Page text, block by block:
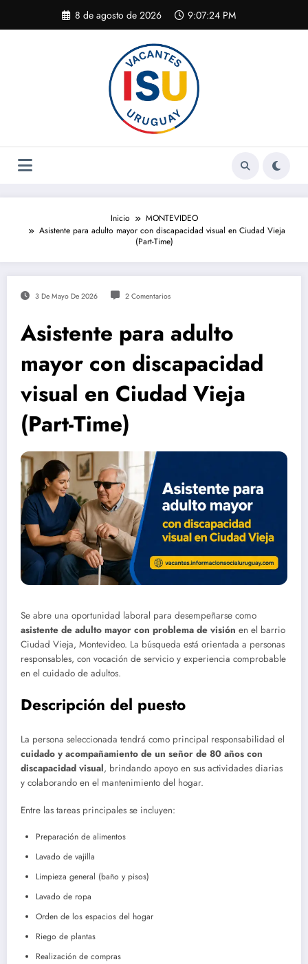
contenido
8 de agosto de 2026 9:07:25 PM
Inicio
MONTEVIDEO
Asistente para adulto mayor con discapacidad visual en Ciudad Vieja
(Part-Time)
3 De Mayo De 2026 2 Comentarios
Asistente para adulto
mayor con discapacidad
visual en Ciudad Vieja
(Part-Time)
Se abre una oportunidad laboral para desempeñarse como
asistente de adulto mayor con problema de visión en el barrio
Ciudad Vieja, Montevideo. La búsqueda está orientada a personas
responsables, con vocación de servicio y experiencia comprobable
en el cuidado de adultos.
Descripción del puesto
La persona seleccionada tendrá como principal responsabilidad el
cuidado y acompañamiento de un señor de 80 años con
discapacidad visual, brindando apoyo en sus actividades diarias
y colaborando en el mantenimiento del hogar.
Entre las tareas principales se incluyen:
Preparación de alimentos
Lavado de vajilla
Limpieza general (baño y pisos)
Lavado de ropa
Orden de los espacios del hogar
Riego de plantas
Realización de compras